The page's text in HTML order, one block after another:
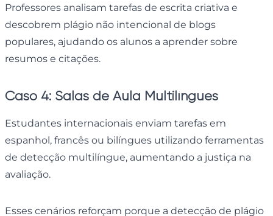
Professores analisam tarefas de escrita criativa e
descobrem plágio não intencional de blogs
populares, ajudando os alunos a aprender sobre
resumos e citações.
Caso 4: Salas de Aula Multilíngues
Estudantes internacionais enviam tarefas em
espanhol, francês ou bilíngues utilizando ferramentas
de detecção multilíngue, aumentando a justiça na
avaliação.
Esses cenários reforçam porque a detecção de plágio